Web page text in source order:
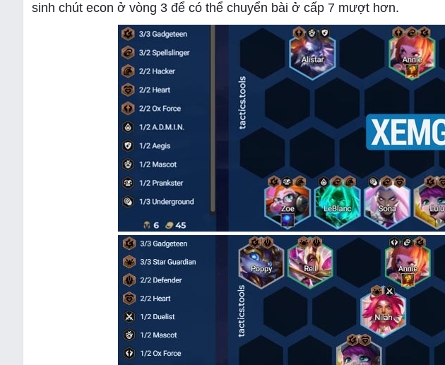
sinh chút econ ở vòng 3 để có thể chuyển bài ở cấp 7 mượt hơn.